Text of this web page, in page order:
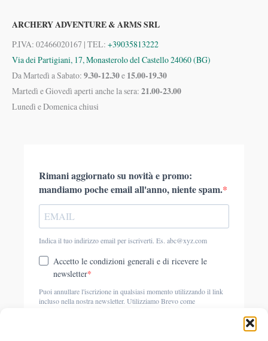
ARCHERY ADVENTURE & ARMS SRL
P.IVA: 02466020167 | TEL: +39035813222
Via dei Partigiani, 17, Monasterolo del Castello 24060 (BG)
Da Martedì a Sabato: 9.30-12.30e 15.00-19.30
Martedì e Giovedì aperti anche la sera: 21.00-23.00
Lunedì e Domenica chiusi